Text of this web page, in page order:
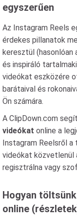
egyszerűen
Az Instagram Reels
érdekes pillanatok
keresztül
és inspiráló
videókat eszközére
barátaival és
Ön számára.
A ClipDown.com
videókat online a
Instagram Reelsről
videókat közvetlenül
regisztrálna vagy
Hogyan
online